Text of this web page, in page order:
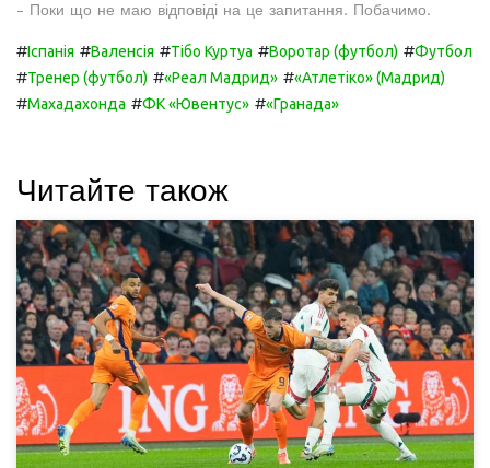
- Поки що не маю відповіді на це запитання. Побачимо.
#Іспанія #Валенсія #Тібо Куртуа #Воротар (футбол) #Футбол
#Тренер (футбол) #«Реал Мадрид» #«Атлетіко» (Мадрид)
#Махадахонда #ФК «Ювентус» #«Гранада»
Читайте також